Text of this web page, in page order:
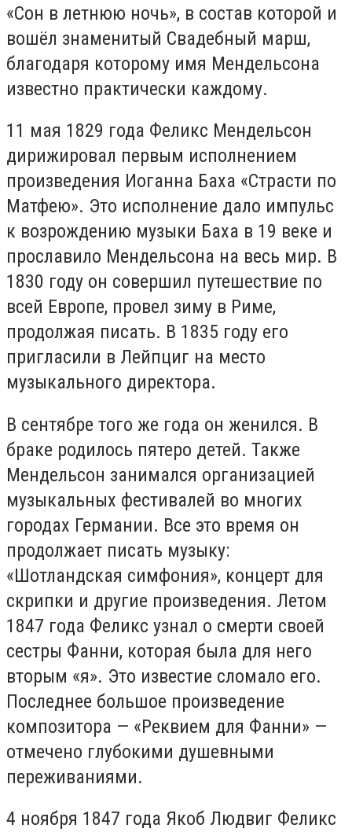
«Сон в летнюю ночь», в состав которой и
вошёл знаменитый Свадебный марш,
благодаря которому имя Мендельсона
известно практически каждому.
11 мая 1829 года Феликс Мендельсон
дирижировал первым исполнением
произведения Иоганна Баха «Страсти по
Матфею». Это исполнение дало импульс
к возрождению музыки Баха в 19 веке и
прославило Мендельсона на весь мир. В
1830 году он совершил путешествие по
всей Европе, провел зиму в Риме,
продолжая писать. В 1835 году его
пригласили в Лейпциг на место
музыкального директора.
В сентябре того же года он женился. В
браке родилось пятеро детей. Также
Мендельсон занимался организацией
музыкальных фестивалей во многих
городах Германии. Все это время он
продолжает писать музыку:
«Шотландская симфония», концерт для
скрипки и другие произведения. Летом
1847 года Феликс узнал о смерти своей
сестры Фанни, которая была для него
вторым «я». Это известие сломало его.
Последнее большое произведение
композитора — «Реквием для Фанни» —
отмечено глубокими душевными
переживаниями.
4 ноября 1847 года Якоб Людвиг Феликс